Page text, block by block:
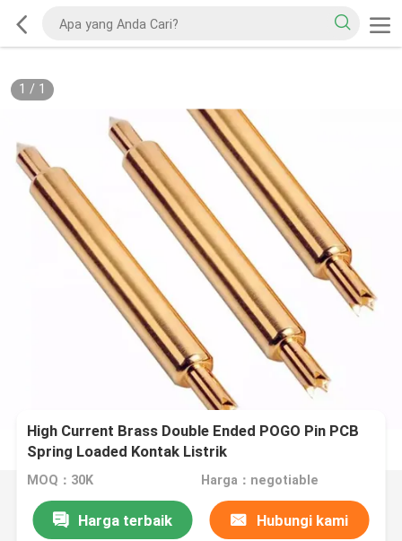
1 / 1
High Current Brass Double Ended POGO Pin PCB
Spring Loaded Kontak Listrik
MOQ：30K Harga：negotiable
Harga terbaik Hubungi kami